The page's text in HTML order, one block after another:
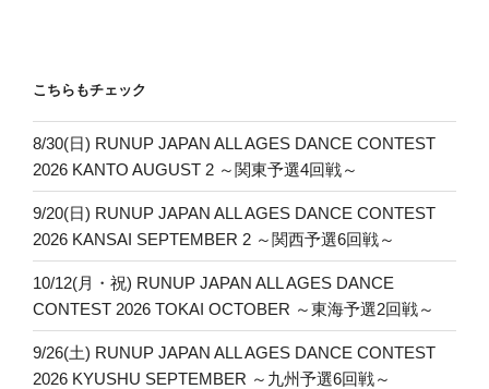
シ
ョ
ン
こちらもチェック
8/30(日) RUNUP JAPAN ALL AGES DANCE CONTEST
2026 KANTO AUGUST 2 ～関東予選4回戦～
9/20(日) RUNUP JAPAN ALL AGES DANCE CONTEST
2026 KANSAI SEPTEMBER 2 ～関西予選6回戦～
10/12(月・祝) RUNUP JAPAN ALL AGES DANCE
CONTEST 2026 TOKAI OCTOBER ～東海予選2回戦～
9/26(土) RUNUP JAPAN ALL AGES DANCE CONTEST
2026 KYUSHU SEPTEMBER ～九州予選6回戦～